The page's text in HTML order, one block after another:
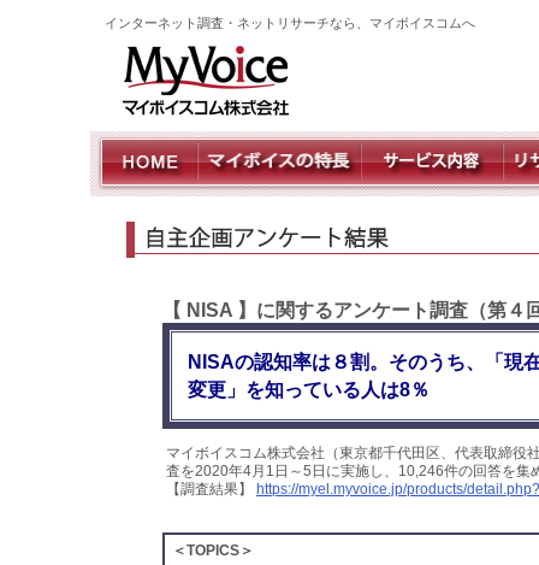
インターネット調査・ネットリサーチなら、マイボイスコムへ
【 NISA 】に関するアンケート調査（第４
NISAの認知率は８割。そのうち、「現
変更」を知っている人は8％
マイボイスコム株式会社（東京都千代田区、代表取締役
査を2020年4月1日～5日に実施し、10,246件の回答を集
【調査結果】
https://myel.myvoice.jp/products/
＜TOPICS＞